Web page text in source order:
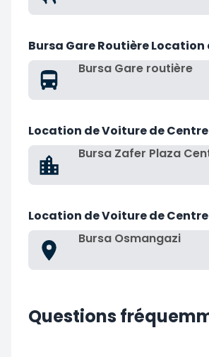
Bursa Gare Routière
Bursa Gare routière
Location de Voiture de
Bursa Zafer Plaza
Location de Voiture de
Bursa Osmangazi
Questions